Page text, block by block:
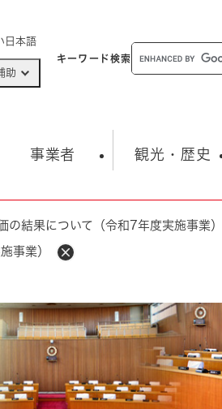
日本語
助
キーワード検索
活 生涯学習・スポーツ
事業者
入札・契約情報
環境
観光・歴史
観光スポット
とじる
の概要 総合計画
政 職員採用
役所・施設の案内
オープンデータ
の結果について（令和7年度実施事業）
事業）